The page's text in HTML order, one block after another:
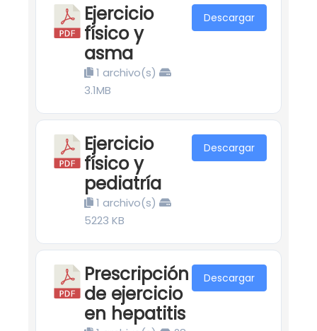
Ejercicio
físico y
asma
1 archivo(s)
3.1MB
Descargar
Ejercicio
físico y
pediatría
1 archivo(s)
5223 KB
Descargar
Prescripción
de ejercicio
en hepatitis
Descargar